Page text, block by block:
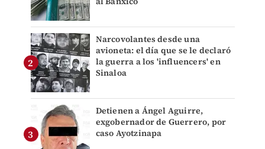
Narcovolantes desde una
avioneta: el día que se le declaró
la guerra a los 'influencers' en
Sinaloa
Detienen a Ángel Aguirre,
exgobernador de Guerrero, por
caso Ayotzinapa